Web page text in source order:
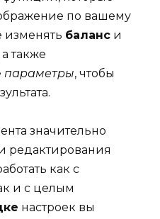
по вашему
баланс и
также
параметры, чтобы
значительно
редактирования
как с
и с целым
настроек вы